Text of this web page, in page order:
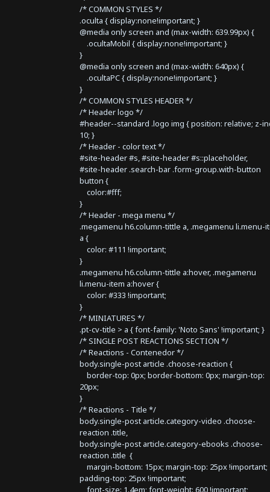
/* COMMON STYLES */
.oculta { display:none!important; }
@media only screen and (max-width: 639.99px) {
.ocultaMobil { display:none!important; }
}
@media only screen and (max-width: 640px) {
.ocultaPC { display:none!important; }
}
/* COMMON STYLES HEADER */
/* Header logo */
#header--standard .logo img { position: relative; z-
10; }
/* Header - color text */
#site-header #s, #site-header #s::placeholder,
#site-header .search-bar .form-group.with-button
button {
color:#fff;
}
/* Header - mega menu */
.megamenu h6.column-tittle a, .megamenu li.menu-
a {
color: #111 !important;
}
.megamenu h6.column-tittle a:hover, .megamenu
li.menu-item a:hover {
color: #333 !important;
}
/* MINIATURES */
.pt-cv-title > a { font-family: 'Noto Sans' !important; }
/* SINGLE POST REACTIONS SECTION */
/* Reactions - Contenedor */
body.single-post article .choose-reaction {
border-top: 0px; border-bottom: 0px; margin-top:
20px;
}
/* Reactions - Title */
body.single-post article.category-video .choose-
reaction .title,
body.single-post article.category-ebooks .choose-
reaction .title {
margin-bottom: 15px; margin-top: 25px !important;
padding-top: 25px !important;
font-size: 1.4em; font-weight: 600 !important;